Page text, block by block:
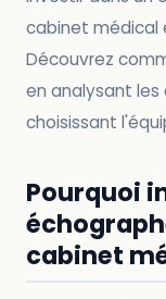
cabinet médical
Découvrez
en analysant
choisissant
Pourquoi
cabinet